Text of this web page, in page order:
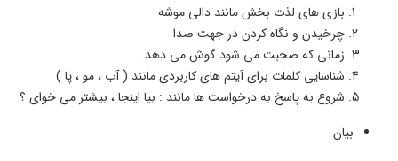
بازی های لذت بخش مانند دالی موشه
چرخیدن و نگاه کردن در جهت صدا
زمانی که صحبت می شود گوش می دهد.
شناسایی کلمات برای آیتم های کاربردی مانند ( آب ، مو ، پا )
شروع به پاسخ به درخواست ها مانند : بیا اینجا ، بیشتر می خوای ؟
بیان